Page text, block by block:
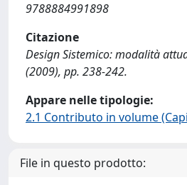
9788884991898
Citazione
Design Sistemico: modalità
(2009), pp. 238-242.
Appare nelle tipologie:
2.1 Contributo in volume
File in questo prodotto: